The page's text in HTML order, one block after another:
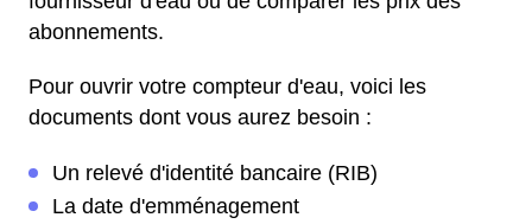
abonnements.
Pour ouvrir votre compteur d'eau, voici les
documents dont vous aurez besoin :
Un relevé d'identité bancaire (RIB)
La date d'emménagement